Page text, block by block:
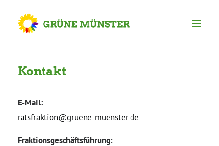
Partei
Kreisgeschäftsstelle
Kontakt
E-Mail:
ratsfraktion@gruene-muenster.de
Fraktionsgeschäftsführung: